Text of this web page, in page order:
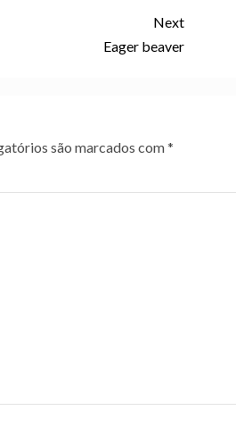
Next
Eager beaver
são marcados com*